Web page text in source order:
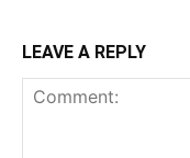
LEAVE A REPLY